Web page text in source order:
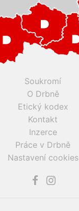
Soukromí
O Drbně
Etický kodex
Kontakt
Inzerce
Práce v Drbně
Nastavení cookies